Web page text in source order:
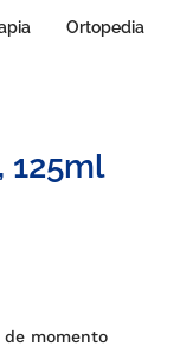
Ortopedia
125ml
de momento